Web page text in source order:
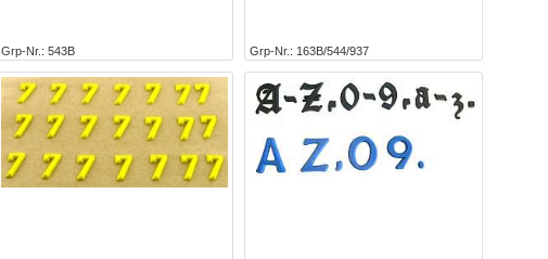
Grp-Nr. 543B Grp-Nr. 163B/544/937